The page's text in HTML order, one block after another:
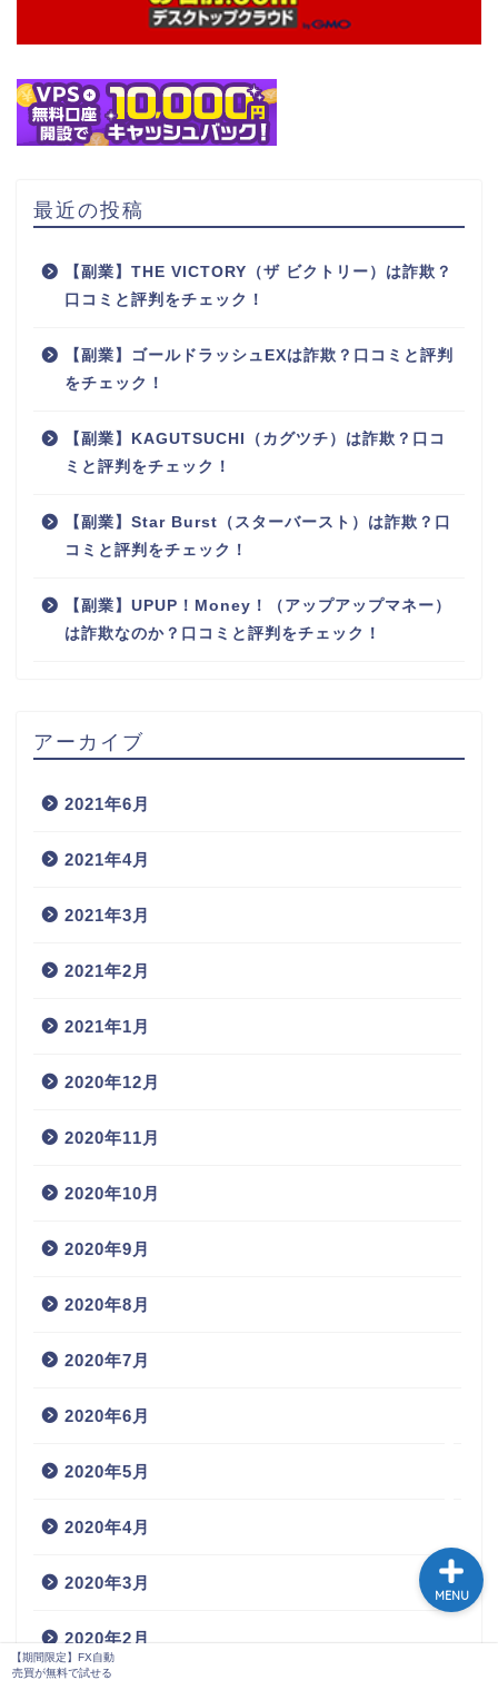
最近の投稿
【副業】THE VICTORY（ザ ビクトリー）は詐欺？
口コミと評判をチェック！
【副業】ゴールドラッシュEXは詐欺？口コミと評判
をチェック！
【副業】KAGUTSUCHI（カグツチ）は詐欺？口コ
ミと評判をチェック！
【副業】Star Burst（スターバースト）は詐欺？口
コミと評判をチェック！
【副業】UPUP！Money！（アップアップマネー）
は詐欺なのか？口コミと評判をチェック！
アーカイブ
2021年6月
2021年4月
2021年3月
2021年2月
2021年1月
2020年12月
2020年11月
2020年10月
2020年9月
2020年8月
2020年7月
2020年6月
2020年5月
2020年4月
2020年3月
2020年2月
【期間限定】FX自動
売買が無料で試せる
MENU